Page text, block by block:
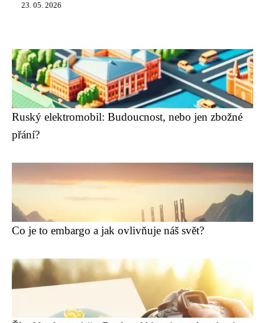
23. 05. 2026
Ruský elektromobil: Budoucnost, nebo jen zbožné
přání?
Co je to embargo a jak ovlivňuje náš svět?